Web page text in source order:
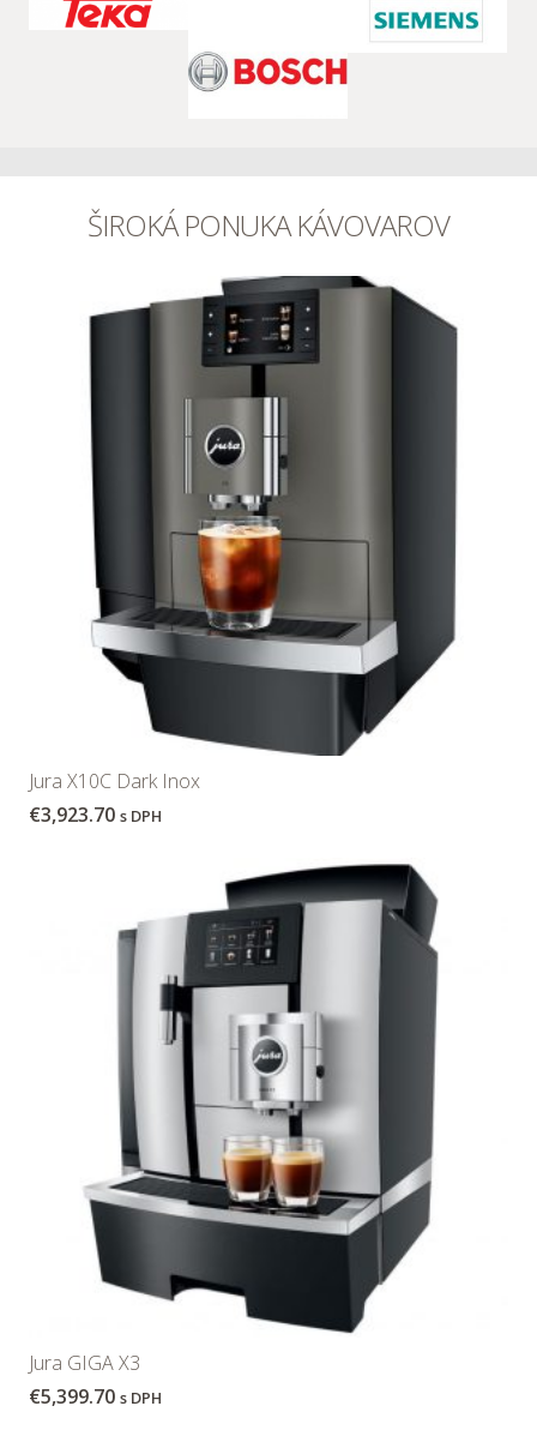
ŠIROKÁ PONUKA KÁVOVAROV
Jura X10C Dark Inox
€3,923.70 s DPH
Jura GIGA X3
€5,399.70 s DPH